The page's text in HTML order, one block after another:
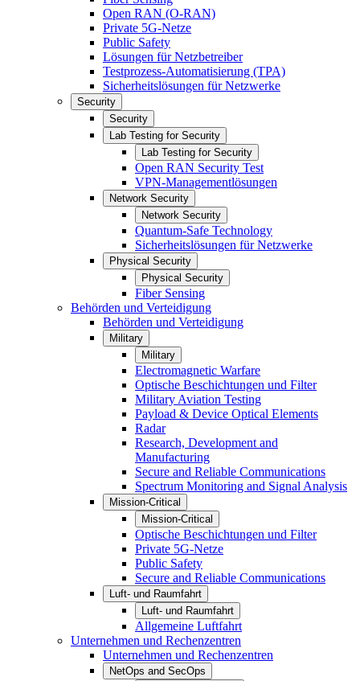
Open RAN (O-RAN)
Private 5G-Netze
Public Safety
Lösungen für Netzbetreiber
Testprozess-Automatisierung (TPA)
Sicherheitslösungen für Netzwerke
Security
Security
Lab Testing for Security
Lab Testing for Security
Open RAN Security Test
VPN-Managementlösungen
Network Security
Network Security
Quantum-Safe Technology
Sicherheitslösungen für Netzwerke
Physical Security
Physical Security
Fiber Sensing
Behörden und Verteidigung
Behörden und Verteidigung
Military
Military
Electromagnetic Warfare
Optische Beschichtungen und Filter
Military Aviation Testing
Payload & Device Optical Elements
Radar
Research, Development and
Manufacturing
Secure and Reliable Communications
Spectrum Monitoring and Signal Analysis
Mission-Critical
Mission-Critical
Optische Beschichtungen und Filter
Private 5G-Netze
Public Safety
Secure and Reliable Communications
Luft- und Raumfahrt
Luft- und Raumfahrt
Allgemeine Luftfahrt
Unternehmen und Rechenzentren
Unternehmen und Rechenzentren
NetOps and SecOps